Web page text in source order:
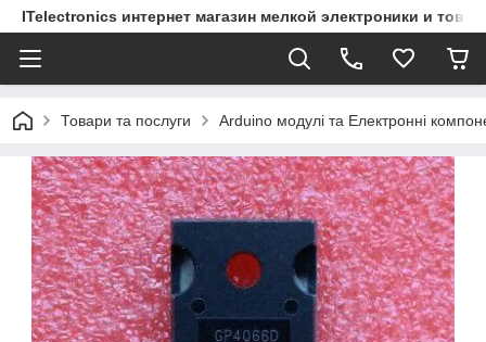
ITelectronics интернет магазин мелкой электроники и
Товари та послуги Arduino модулі та Електронні